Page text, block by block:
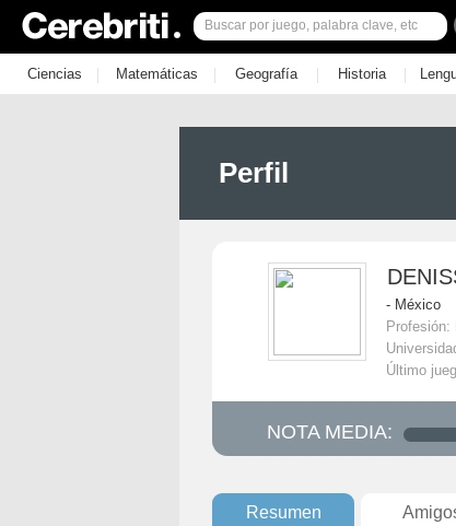
Ciencias | Matemáticas | Geografía | Historia |
Perfil
- México
Profesión:
Último
NOTA MEDIA:
Resumen